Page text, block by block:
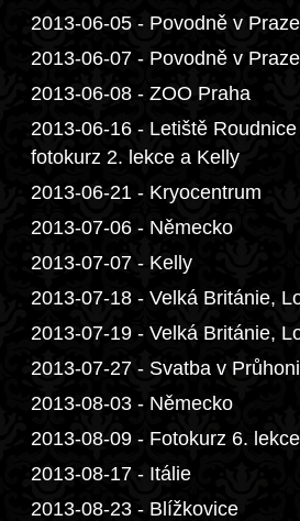
2013-06-05 - Povodně v Praze
2013-06-07 - Povodně v Praze
2013-06-08 - ZOO Praha
2013-06-16 - Letiště
fotokurz 2. lekce a Kelly
2013-06-21 - Kryocentrum
2013-07-06 - Německo
2013-07-07 - Kelly
2013-07-18 - Velká Británie,
2013-07-19 - Velká Británie,
2013-07-27 - Svatba v
2013-08-03 - Německo
2013-08-09 - Fotokurz 6. lekce
2013-08-17 - Itálie
2013-08-23 - Blížkovice